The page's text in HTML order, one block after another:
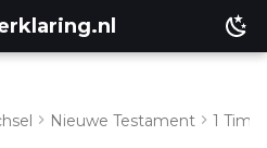
Nieuwe Testament 1